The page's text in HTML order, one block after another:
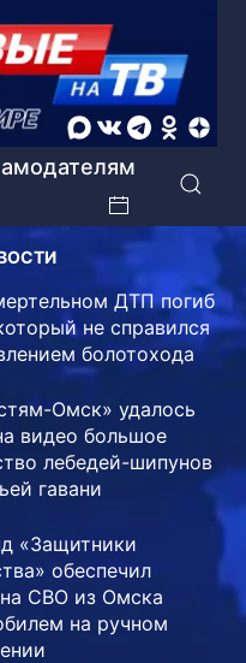
ДТП погиб
не справился
болотохода
Омск» удалось
видео большое
лебедей-шипунов
гавани
«Защитники
обеспечил
СВО из Омска
на ручном